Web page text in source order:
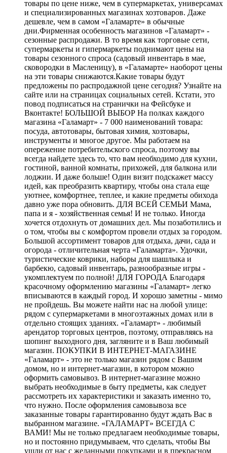
товары по цене ниже, чем в супермаркетах, универсамах
и специализированных магазинах хозтоваров. Даже
дешевле, чем в самом «Галамарте» в обычные
дни.Фирменная особенность магазинов «Галамарт» -
сезонные распродажи. В то время как торговые сети,
супермаркеты и гипермаркеты поднимают цены на
товары сезонного спроса (садовый инвентарь в мае,
сковородки в Масленицу), в «Галамарте» наоборот цены
на эти товары снижаются.Какие товары будут
предложены по распродажной цене сегодня? Узнайте на
сайте или на страницах социальных сетей. Кстати, это
повод подписаться на странички на Фейсбуке и
Вконтакте! БОЛЬШОЙ ВЫБОР На полках каждого
магазина «Галамарт» - 7 000 наименований товара:
посуда, автотовары, бытовая химия, хозтовары,
инструменты и многое другое. Мы работаем на
опережение потребительского спроса, поэтому вы
всегда найдете здесь то, что вам необходимо для кухни,
гостиной, ванной комнаты, прихожей, для балкона или
лоджии. И даже больше! Один визит подскажет массу
идей, как преобразить квартиру, чтобы она стала еще
уютнее, комфортнее, теплее, и какие предметы обихода
давно уже пора обновить. ДЛЯ ВСЕЙ СЕМЬИ Мама,
папа и я - хозяйственная семья! И не только. Иногда
хочется отдохнуть от домашних дел. Мы позаботились и
о том, чтобы вы с комфортом провели отдых за городом.
Большой ассортимент товаров для отдыха, дачи, сада и
огорода - отличительная черта «Галамарта». Удочки,
туристические коврики, наборы для шашлыка и
барбекю, садовый инвентарь, разнообразные игры -
укомплектуем по полной! ДЛЯ ГОРОДА Благодаря
красочному оформлению магазины «Галамарт» легко
вписываются в каждый город. И хорошо заметны - мимо
не пройдешь. Вы можете найти нас на любой улице:
рядом с супермаркетами в многоэтажных домах или в
отдельно стоящих зданиях. «Галамарт» - любимый
арендатор торговых центров, поэтому, отправляясь на
шопинг выходного дня, загляните и в Ваш любимый
магазин. ПОКУПКИ В ИНТЕРНЕТ-МАГАЗИНЕ
«Галамарт» - это не только магазин рядом с Вашим
домом, но и интернет-магазин, в котором можно
оформить самовывоз. В интернет-магазине можно
выбрать необходимые в быту предметы, как следует
рассмотреть их характеристики и заказать именно то,
что нужно. После оформления самовывоза все
заказанные товары гарантированно будут ждать Вас в
выбранном магазине. «ГАЛАМАРТ» ВСЕГДА С
ВАМИ! Мы не только предлагаем необходимые товары,
но и постоянно придумываем, что сделать, чтобы Вы
ушли от нас с желанными покупками и в прекрасном